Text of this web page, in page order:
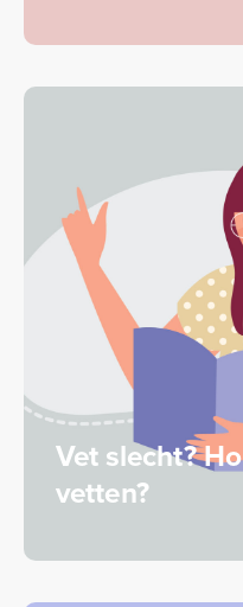
Vet slecht?
vetten?